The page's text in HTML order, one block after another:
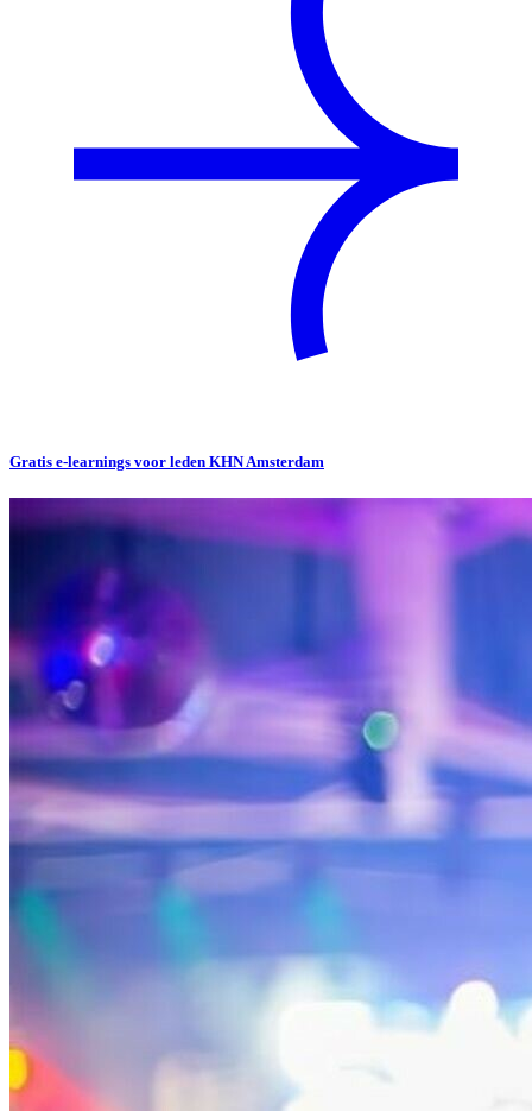
Gratis e-learnings voor leden KHN Amsterdam